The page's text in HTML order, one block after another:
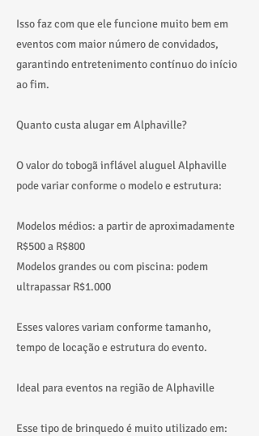
Isso faz com que ele funcione muito bem em
eventos com maior número de convidados,
garantindo entretenimento contínuo do início
ao fim.
Quanto custa alugar em Alphaville?
O valor do tobogã inflável aluguel Alphaville
pode variar conforme o modelo e estrutura:
Modelos médios: a partir de aproximadamente
R$500 a R$800
Modelos grandes ou com piscina: podem
ultrapassar R$1.000
Esses valores variam conforme tamanho,
tempo de locação e estrutura do evento.
Ideal para eventos na região de Alphaville
Esse tipo de brinquedo é muito utilizado em: